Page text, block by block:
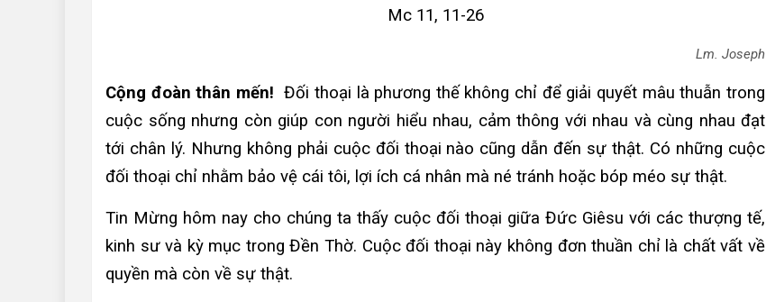
Mc 11, 11-26
Lm. Joseph
Cộng đoàn thân mến!Đối thoại là phương thế không chỉ để giải quyết mâu thuẫn trong
cuộc sống nhưng còn giúp con người hiểu nhau, cảm thông với nhau và cùng nhau đạt
tới chân lý. Nhưng không phải cuộc đối thoại nào cũng dẫn đến sự thật. Có những cuộc
đối thoại chỉ nhằm bảo vệ cái tôi, lợi ích cá nhân mà né tránh hoặc bóp méo sự thật.
Tin Mừng hôm nay cho chúng ta thấy cuộc đối thoại giữa Đức Giêsu với các thượng tế,
kinh sư và kỳ mục trong Đền Thờ. Cuộc đối thoại này không đơn thuần chỉ là chất vất về
quyền mà còn về sự thật.